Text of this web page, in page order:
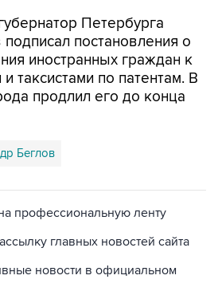
Петербурга
постановления о
иностранных граждан к
таксистами по патентам. В
продлил его до конца
Беглов
профессиональную ленту
главных новостей сайта
новости в официальном